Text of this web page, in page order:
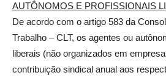
AUTÔNOMOS E PROFISSIONAIS
De acordo com o artigo 583 da
Trabalho – CLT, os agentes ou
liberais (não organizados em
contribuição sindical anual aos